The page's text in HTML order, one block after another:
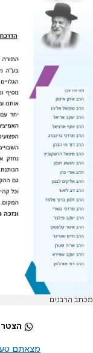
מכתב הרבנים
מצאתם